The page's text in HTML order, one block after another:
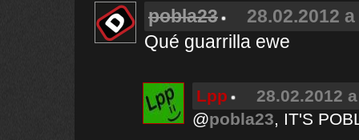
pobla23
28.02.2012
Qué guarrilla ewe
Lpp
28.02.2012
@pobla23, IT'S